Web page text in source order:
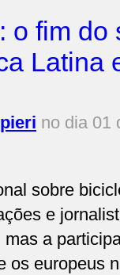
o fim do
Latina
no dia 01
sobre
e
a
os europeus